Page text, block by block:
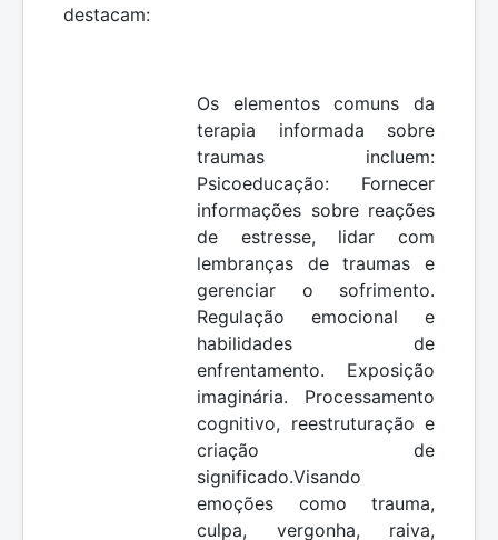
destacam:
Os elementos comuns da
terapia informada sobre
traumas incluem:
Psicoeducação: Fornecer
informações sobre reações
de estresse, lidar com
lembranças de traumas e
gerenciar o sofrimento.
Regulação emocional e
habilidades de
enfrentamento. Exposição
imaginária. Processamento
cognitivo, reestruturação e
criação de
significado.Visando
emoções como trauma,
culpa, vergonha, raiva,